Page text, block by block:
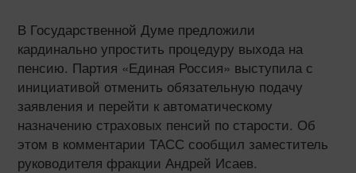
В Государственной Думе предложили
кардинально упростить процедуру выхода на
пенсию. Партия «Единая Россия» выступила с
инициативой отменить обязательную подачу
заявления и перейти к автоматическому
назначению страховых пенсий по старости. Об
этом в комментарии ТАСС сообщил заместитель
руководителя фракции Андрей Исаев.